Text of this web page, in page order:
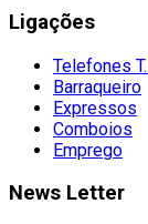
Ligações
Telefones
Barraqueiro
Expressos
Comboios
Emprego
News Letter